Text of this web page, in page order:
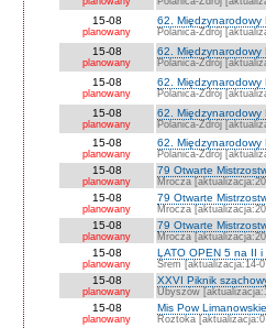
15-08
planowany
62. Międzynarodowy
Polanica-Zdrój
15-08
planowany
62. Międzynarodowy
Polanica-Zdrój
15-08
planowany
62. Międzynarodowy
Polanica-Zdrój
15-08
planowany
62. Międzynarodowy
Polanica-Zdrój
15-08
planowany
62. Międzynarodowy
Polanica-Zdrój
15-08
planowany
79 Otwarte
Mrocza
15-08
planowany
79 Otwarte
Mrocza
15-08
planowany
79 Otwarte
Mrocza
15-08
planowany
LATO OPEN 5 na II i
Śrem [aktualizacja:14-
15-08
planowany
XXVI Piknik
Ubyszów
15-08
planowany
Mis Pow
Roztoka